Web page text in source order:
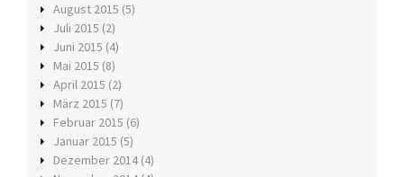
August 2015 (5)
Juli 2015 (2)
Juni 2015 (4)
Mai 2015 (8)
April 2015 (2)
März 2015 (7)
Februar 2015 (6)
Januar 2015 (5)
Dezember 2014 (4)